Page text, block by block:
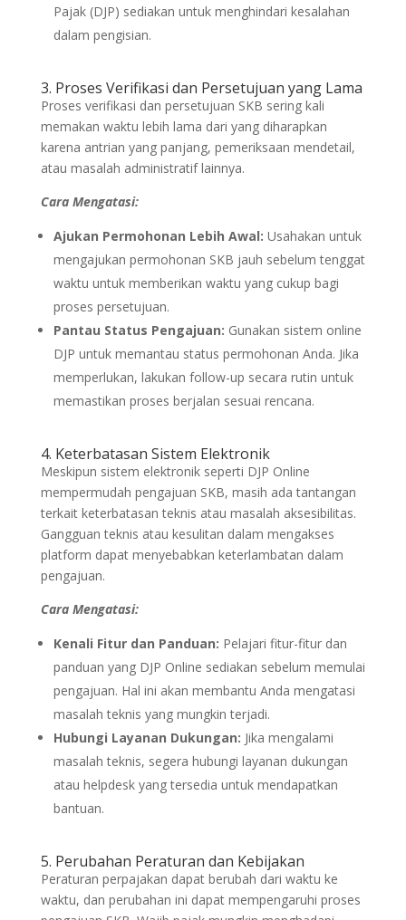
Pajak (DJP) sediakan untuk menghindari kesalahan
dalam pengisian.
3. Proses Verifikasi dan Persetujuan yang Lama
Proses verifikasi dan persetujuan SKB sering kali
memakan waktu lebih lama dari yang diharapkan
karena antrian yang panjang, pemeriksaan mendetail,
atau masalah administratif lainnya.
Cara Mengatasi:
Ajukan Permohonan Lebih Awal: Usahakan untuk
mengajukan permohonan SKB jauh sebelum tenggat
waktu untuk memberikan waktu yang cukup bagi
proses persetujuan.
Pantau Status Pengajuan: Gunakan sistem online
DJP untuk memantau status permohonan Anda. Jika
memperlukan, lakukan follow-up secara rutin untuk
memastikan proses berjalan sesuai rencana.
4. Keterbatasan Sistem Elektronik
Meskipun sistem elektronik seperti DJP Online
mempermudah pengajuan SKB, masih ada tantangan
terkait keterbatasan teknis atau masalah aksesibilitas.
Gangguan teknis atau kesulitan dalam mengakses
platform dapat menyebabkan keterlambatan dalam
pengajuan.
Cara Mengatasi:
Kenali Fitur dan Panduan: Pelajari fitur-fitur dan
panduan yang DJP Online sediakan sebelum memulai
pengajuan. Hal ini akan membantu Anda mengatasi
masalah teknis yang mungkin terjadi.
Hubungi Layanan Dukungan: Jika mengalami
masalah teknis, segera hubungi layanan dukungan
atau helpdesk yang tersedia untuk mendapatkan
bantuan.
5. Perubahan Peraturan dan Kebijakan
Peraturan perpajakan dapat berubah dari waktu ke
waktu, dan perubahan ini dapat mempengaruhi proses